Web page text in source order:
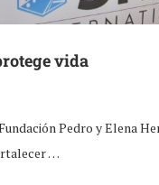
vida
Pedro y Elena
…